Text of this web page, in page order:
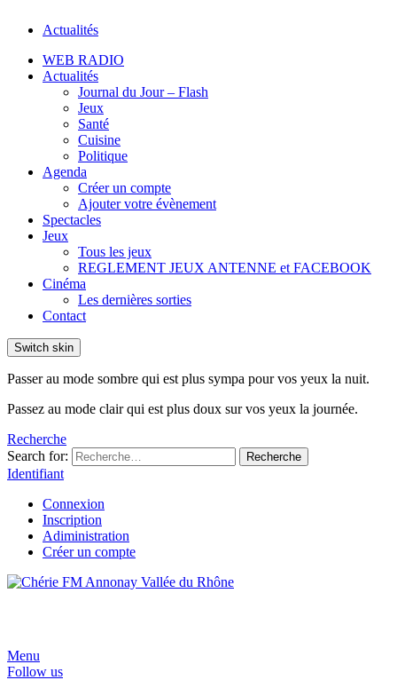
Actualités
WEB RADIO
Actualités
Journal du Jour – Flash
Jeux
Santé
Cuisine
Politique
Agenda
Créer un compte
Ajouter votre évènement
Spectacles
Jeux
Tous les jeux
REGLEMENT JEUX ANTENNE et FACEBOOK
Cinéma
Les dernières sorties
Contact
Switch skin
Passer au mode sombre qui est plus sympa pour vos yeux la nuit.
Passez au mode clair qui est plus doux sur vos yeux la journée.
Recherche
Search for:
Recherche
Identifiant
Connexion
Inscription
Adiministration
Créer un compte
Menu
Follow us